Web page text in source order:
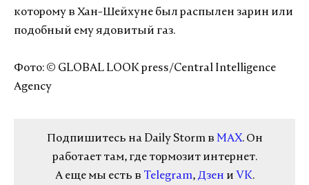
которому в Хан-Шейхуне был распылен зарин или
подобный ему ядовитый газ.
Фото: © GLOBAL LOOK press/Central Intelligence
Agency
Подпишитесь на Daily Storm в MAX. Он
работает там, где тормозит интернет.
А еще мы есть в Telegram, Дзен и VK.